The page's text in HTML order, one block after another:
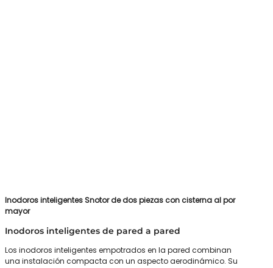
Inodoros inteligentes Snotor de dos piezas con cisterna al por
mayor
Inodoros inteligentes de pared a pared
Los inodoros inteligentes empotrados en la pared combinan
una instalación compacta con un aspecto aerodinámico. Su